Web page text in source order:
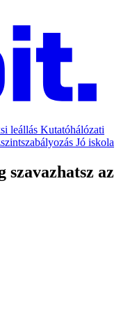
leállás Kutatóhálózati
Jó iskola
szavazhatsz az